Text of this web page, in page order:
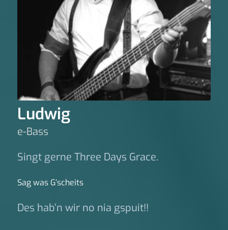
Ludwig
e-Bass
Singt gerne Three Days Grace.
Sag was G‘scheits
Des hab’n wir no nia gspuit!!